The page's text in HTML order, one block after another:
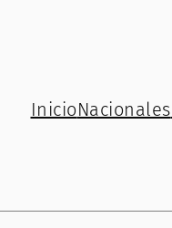
InicioNacionales